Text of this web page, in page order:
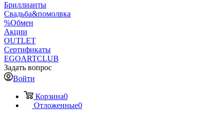
Бриллианты
Свадьба&помолвка
%Обмен
Акции
OUTLET
Сертификаты
EGOARTCLUB
Задать вопрос
Войти
Корзина0
Отложенные0